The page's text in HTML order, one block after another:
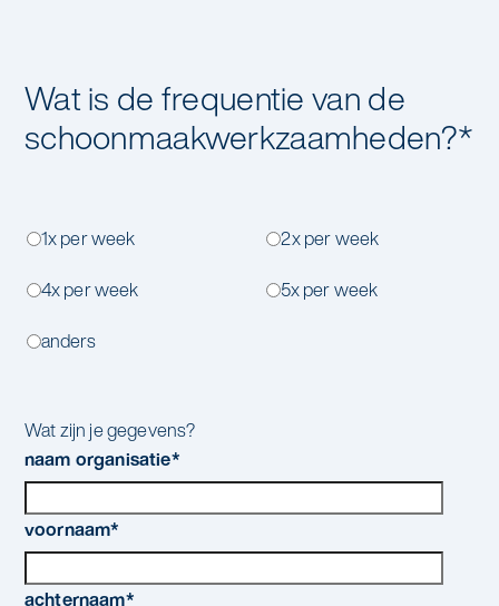
Wat is de frequentie van de
schoonmaakwerkzaamheden?*
1x per week
2x per week
4x per week
5x per week
anders
Wat zijn je gegevens?
naam organisatie*
voornaam*
achternaam*